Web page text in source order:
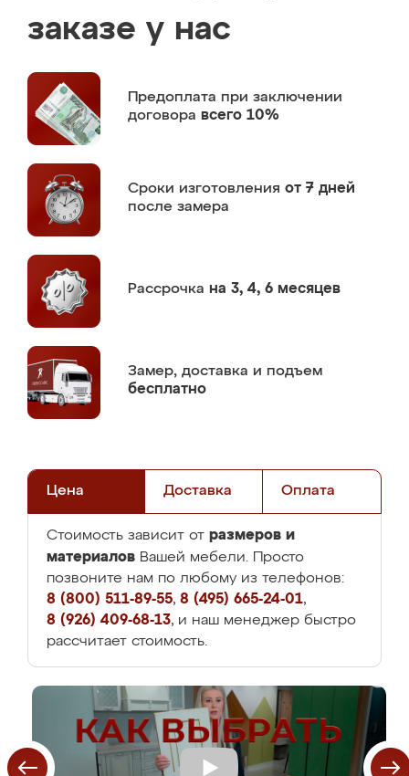
заказе у нас
Предоплата при заключении
договора всего 10%
Сроки изготовления от 7 дней
после замера
Рассрочка на 3, 4, 6 месяцев
Замер, доставка и подъем
бесплатно
Цена Доставка Оплата
Стоимость зависит от размеров и
материалов Вашей мебели. Просто
позвоните нам по любому из телефонов:
8 (800) 511-89-55, 8 (495) 665-24-01,
8 (926) 409-68-13, и наш менеджер быстро
рассчитает стоимость.